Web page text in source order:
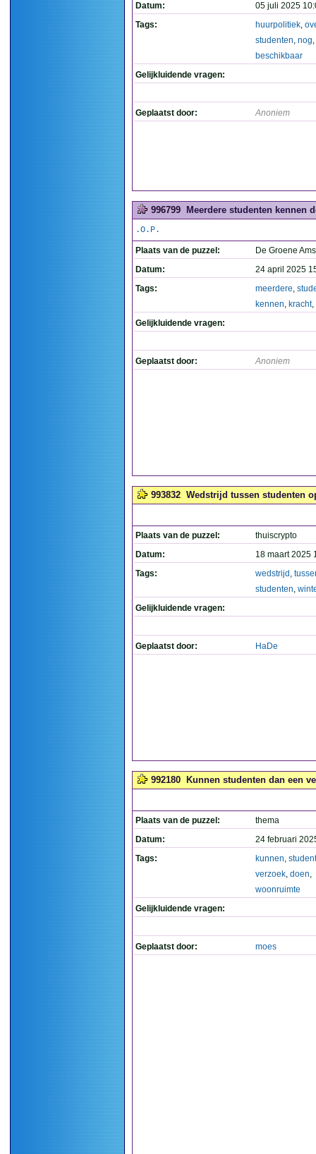
Datum:
05 juli 2025
Tags:
huurpolitiek,
studenten, nog,
beschikbaar
Gelijkluidende vragen:
Geplaatst door: Anoniem
996799 Meerdere studenten kennen
.O.P.
Plaats van de puzzel:
De Groene
Datum:
24 april 2025
Tags:
meerdere,
kennen, kracht,
Gelijkluidende vragen:
Geplaatst door: Anoniem
993832 Wedstrijd tussen studenten
Plaats van de puzzel:
thuiscrypto
Datum:
18 maart 2025
Tags:
wedstrijd ,
studenten,
Gelijkluidende vragen:
Geplaatst door: HaDe
992180 Kunnen studenten dan een
Plaats van de puzzel:
thema
Datum:
24 februari
Tags:
kunnen,
verzoek, doen,
woonruimte
Gelijkluidende vragen:
Geplaatst door: moes